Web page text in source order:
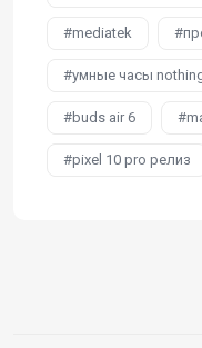
mediatek
умные часы
buds air 6
pixel 10 pro релиз